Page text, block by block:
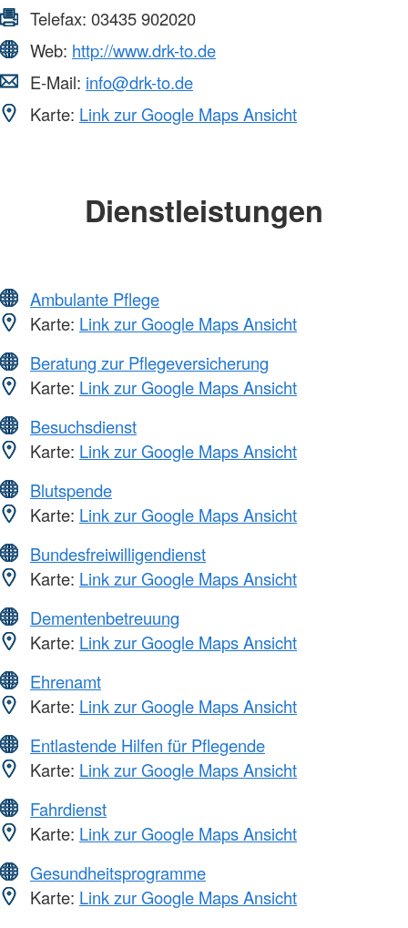
Telefax: 03435 902020
Web: http://www.drk-to.de
E-Mail: info@drk-to.de
Karte: Link zur Google Maps Ansicht
Dienstleistungen
Ambulante Pflege
Karte: Link zur Google Maps Ansicht
Beratung zur Pflegeversicherung
Karte: Link zur Google Maps Ansicht
Besuchsdienst
Karte: Link zur Google Maps Ansicht
Blutspende
Karte: Link zur Google Maps Ansicht
Bundesfreiwilligendienst
Karte: Link zur Google Maps Ansicht
Dementenbetreuung
Karte: Link zur Google Maps Ansicht
Ehrenamt
Karte: Link zur Google Maps Ansicht
Entlastende Hilfen für Pflegende
Karte: Link zur Google Maps Ansicht
Fahrdienst
Karte: Link zur Google Maps Ansicht
Gesundheitsprogramme
Karte: Link zur Google Maps Ansicht